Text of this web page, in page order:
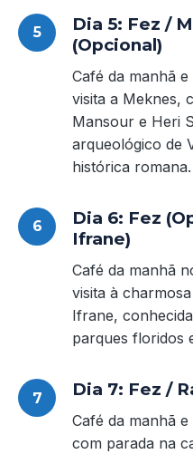
Dia 5: Fez /
(Opcional)
Café da manhã
visita a Meknes,
Mansour e Heri
arqueológico de
histórica romana.
Dia 6: Fez
Ifrane)
Café da manhã
visita à
Ifrane,
parques floridos
Dia 7: Fez /
Café da manhã
com parada na